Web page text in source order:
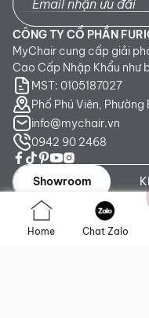
CÔNG TY CỔ PHẦN
MyChair cung cấp giải
Cao Cấp Nhập Khẩu như
MST: 0105187027
Phố Phú Viên,
info@mychair.vn
0942 90 2468
Showroom
Showroom TP. HCM:
Home Chat Zalo